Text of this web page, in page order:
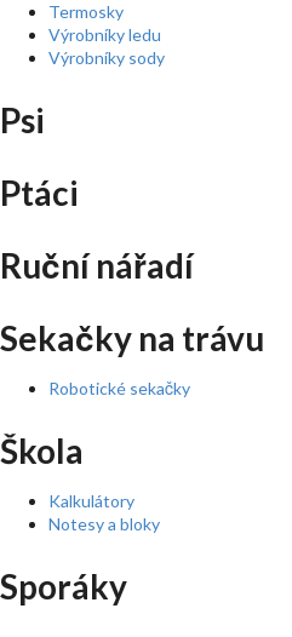
Termosky
Výrobníky ledu
Výrobníky sody
Psi
Ptáci
Ruční nářadí
Sekačky na trávu
Robotické sekačky
Škola
Kalkulátory
Notesy a bloky
Sporáky